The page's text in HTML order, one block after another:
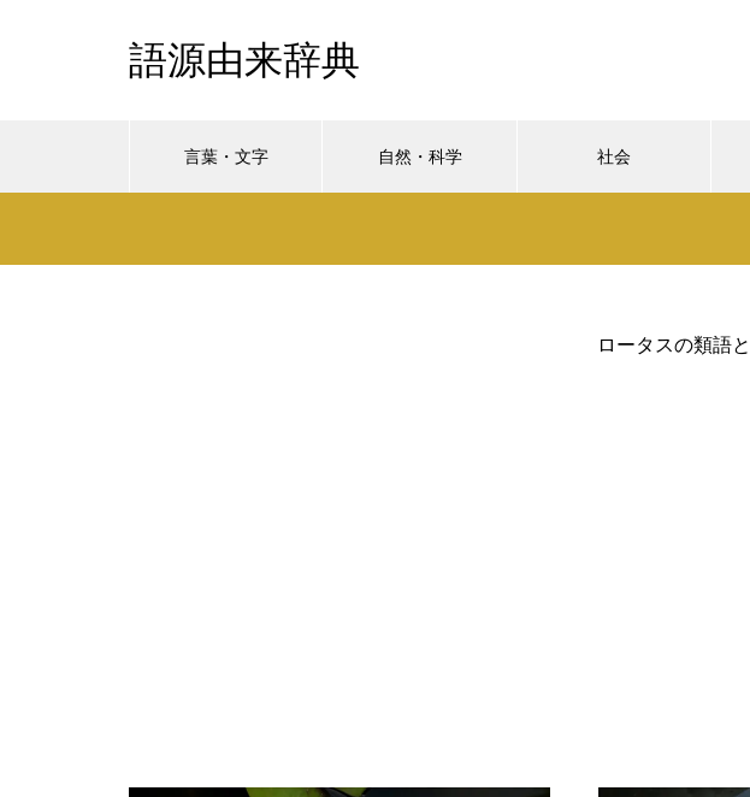
語源由来辞典
言葉・文字 自然・科学 社会
ロータスの類語